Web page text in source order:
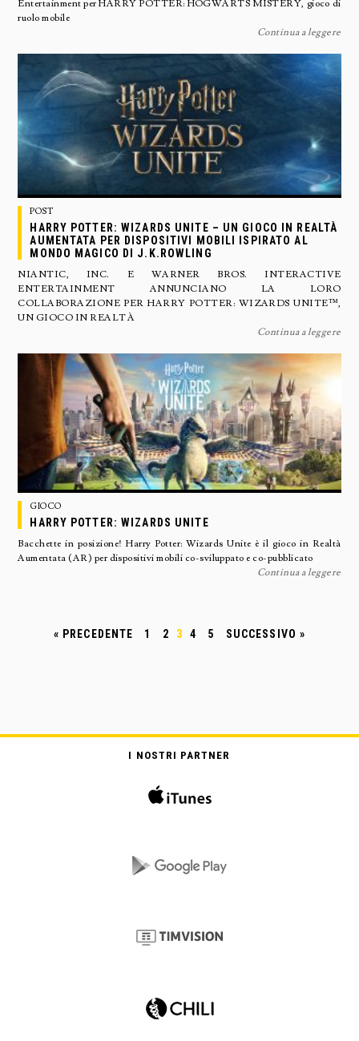
Entertainment per HARRY POTTER: HOGWARTS MISTERY, gioco di
ruolo mobile
Continua a leggere
POST
HARRY POTTER: WIZARDS UNITE – UN GIOCO IN REALTÀ
AUMENTATA PER DISPOSITIVI MOBILI ISPIRATO AL
MONDO MAGICO DI J.K.ROWLING
NIANTIC, INC. E WARNER BROS. INTERACTIVE
ENTERTAINMENT ANNUNCIANO LA LORO
COLLABORAZIONE PER HARRY POTTER: WIZARDS UNITE™,
UN GIOCO IN REALTÀ
Continua a leggere
GIOCO
HARRY POTTER: WIZARDS UNITE
Bacchette in posizione! Harry Potter: Wizards Unite è il gioco in Realtà
Aumentata (AR) per dispositivi mobili co-sviluppato e co-pubblicato
Continua a leggere
« PRECEDENTE 1 2 3 4 5 SUCCESSIVO »
I NOSTRI PARTNER